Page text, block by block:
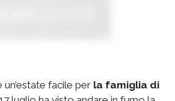
facile per la famiglia di